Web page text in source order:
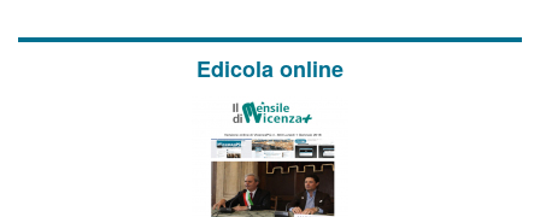
Edicola online